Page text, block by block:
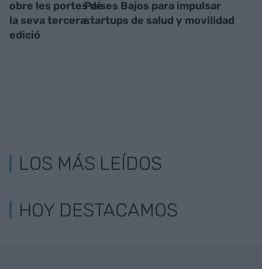
obre les portes de
la seva tercera
edició
Países Bajos para impulsar
startups de salud y movilidad
LOS MÁS LEÍDOS
HOY DESTACAMOS